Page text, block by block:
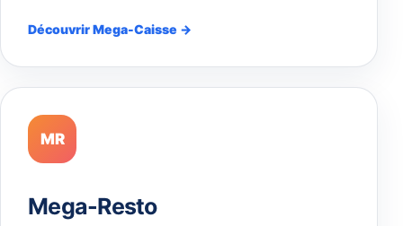
Découvrir Mega-Caisse →
MR
Mega-Resto